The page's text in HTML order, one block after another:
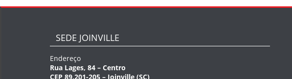
SEDE JOINVILLE
Endereço
Rua Lages, 84 – Centro
CEP 89.201-205 – Joinville (SC)